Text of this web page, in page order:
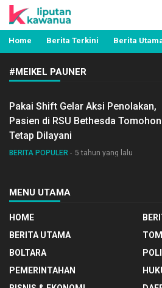
Liputan Kawanua
Berita Manado, Sulawesi
Pemerintahan, Hukum
Home Berita Terkini Berita
#MEIKEL PAUNER
Pakai Shift Gelar Aksi Penolakan,
Pasien di RSU Bethesda Tomohon
Tetap Dilayani
BERITA POPULER 5 tahun yang lalu
MENU UTAMA
HOME
BERITA UTAMA
BOLTARA
PEMERINTAHAN